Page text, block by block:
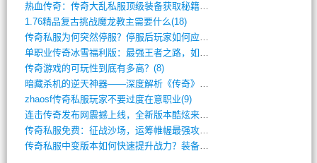
热血传奇：传奇大乱私服顶级装备获取秘籍(887)
1.76精品复古挑战魔龙教主需要什么(18)
传奇私服为何突然停服？停服后玩家如何应对(744)
单职业传奇冰雪福利版：最强王者之路，如何(659)
传奇游戏的可玩性到底有多高？(8)
暗藏杀机的逆天神器——深度解析《传奇》祈(374)
zhaosf传奇私服玩家不要过度在意职业(9)
连击传奇发布网震撼上线，全新版本酷炫来袭(12)
传奇私服免费：征战沙场，运筹帷幄最强攻城(516)
传奇私服中变版本如何快速提升战力？装备强(1012)